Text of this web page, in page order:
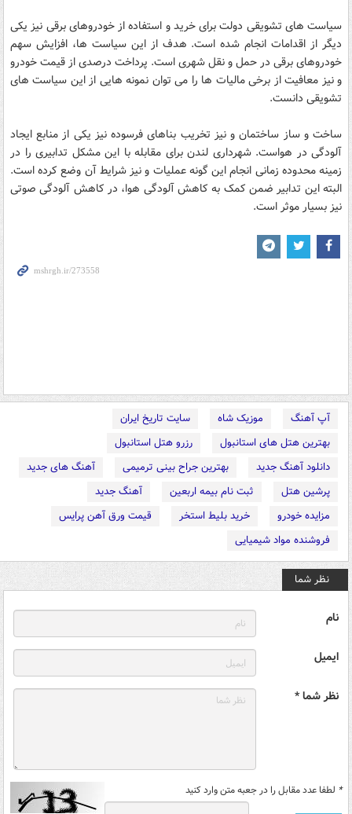
سیاست های تشویقی دولت برای خرید و استفاده از خودروهای برقی نیز یکی
دیگر از اقدامات انجام شده است. هدف از این سیاست ها، افزایش سهم
خودروهای برقی در حمل و نقل شهری است. پرداخت درصدی از قیمت خودرو
و نیز معافیت از برخی مالیات ها را می توان نمونه هایی از این سیاست های
تشویقی دانست.
ساخت و ساز ساختمان و نیز تخریب بناهای فرسوده نیز یکی از منابع ایجاد
آلودگی در هواست. شهرداری لندن برای مقابله با این مشکل تدابیری را در
زمینه محدوده زمانی انجام این گونه عملیات و نیز شرایط آن وضع کرده است.
البته این تدابیر ضمن کمک به کاهش آلودگی هوا، در کاهش آلودگی صوتی
نیز بسیار موثر است.
آپ آهنگ موزیک شاه
سایت تاریخ ایران
بهترین هتل های استانبول
رزرو هتل استانبول
دانلود آهنگ جدید
بهترین جراح بینی ترمیمی
آهنگ های جدید
پرشین هتل
ثبت نام بیمه اربعین
آهنگ جدید
مزایده خودرو
خرید بلیط استخر
قیمت ورق آهن پرایس
فروشنده مواد شیمیایی
نظر شما
نام
ایمیل
نظر شما *
* لطفا عدد مقابل را در جعبه متن وارد کنید